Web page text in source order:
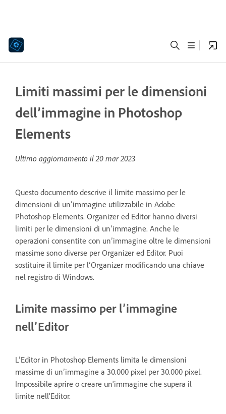
Limiti massimi per le dimensioni
dell’immagine in Photoshop
Elements
Ultimo aggiornamento il20 mar 2023
Questo documento descrive il limite massimo per le
dimensioni di un’immagine utilizzabile in Adobe
Photoshop Elements. Organizer ed Editor hanno diversi
limiti per le dimensioni di un’immagine. Anche le
operazioni consentite con un’immagine oltre le dimensioni
massime sono diverse per Organizer ed Editor. Puoi
sostituire il limite per l’Organizer modificando una chiave
nel registro di Windows.
Limite massimo per l’immagine
nell’Editor
L’Editor in Photoshop Elements limita le dimensioni
massime di un’immagine a 30.000 pixel per 30.000 pixel.
Impossibile aprire o creare un'immagine che supera il
limite nell'Editor.